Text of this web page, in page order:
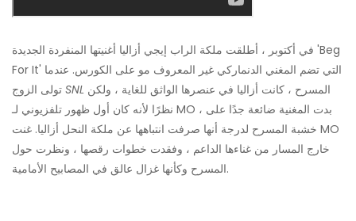
في أكتوبر ، أطلقت ملكة الراب إيجي أزاليا أغنيتها المنفردة الجديدة 'Beg
For It' التي تضم المغني الدنماركي غير المعروف مو على الكورس. عندما
SNL
نظرًا لأنه كان أول ظهور تلفزيوني لـ MO ، بدت المغنية ضائعة جدًا على
خشبة المسرح لدرجة أنها صرفت انتباهها عن ملكة النحل أزاليا. غنت MO
خارج المسار من غناءها الداعم ، وفقدت خطوات رقصها ، ونظرت حول
المسرح وكأنها غزال عالق في المصابيح الأمامية.